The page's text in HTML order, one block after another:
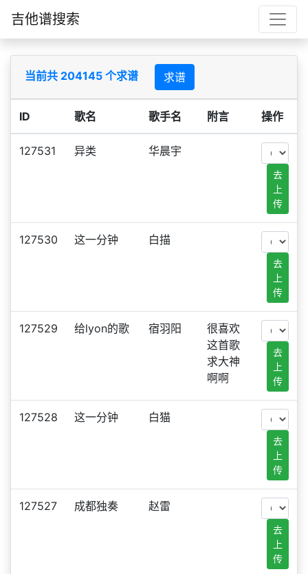
吉他谱搜索
当前共 204145 个求谱 求谱
ID 歌名 歌手名 附言 操作
127531 异类 华晨宇
去
上
传
127530 这一分钟 白描
去
上
传
127529 给lyon的歌 宿羽阳
很喜欢
这首歌
求大神
啊啊
去
上
传
127528 这一分钟 白猫
去
上
传
127527 成都独奏 赵雷
去
上
传